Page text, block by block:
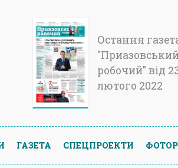
Остання
"Приазовський
робочий" від
лютого 2022
ГАЗЕТА СПЕЦПРОЕКТИ